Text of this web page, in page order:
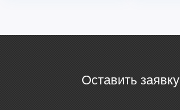
Оставить заявку